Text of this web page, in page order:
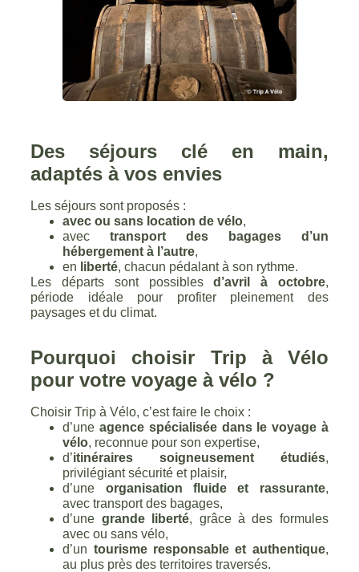
Des séjours clé en main,
adaptés à vos envies
Les séjours sont proposés :
avec ou sans location de vélo,
avectransport des bagages d’un
hébergement à l’autre,
en liberté, chacun pédalant à son rythme.
Les départs sont possiblesd’avril à octobre,
période idéale pour profiter pleinement des
paysages et du climat.
Pourquoi choisir Trip à Vélo
pour votre voyage à vélo ?
Choisir Trip à Vélo, c’est faire le choix :
d’uneagence spécialisée dans le voyage à
vélo, reconnue pour son expertise,
d’itinéraires soigneusement étudiés,
privilégiant sécurité et plaisir,
d’une organisation fluide et rassurante,
avec transport des bagages,
d’une grande liberté, grâce à des formules
avec ou sans vélo,
d’un tourisme responsable et authentique,
au plus près des territoires traversés.